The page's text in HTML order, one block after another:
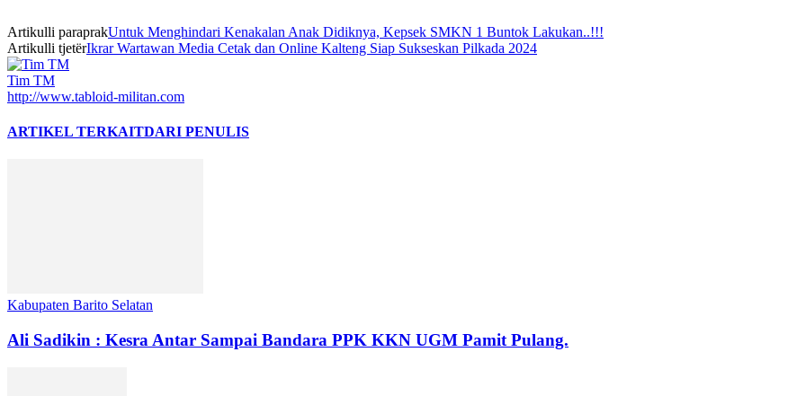
Artikulli paraprakUntuk Menghindari Kenakalan Anak Didiknya, Kepsek SMKN 1 Buntok Lakukan..!!!
Artikulli tjetërIkrar Wartawan Media Cetak dan Online Kalteng Siap Sukseskan Pilkada 2024
Tim TM
http://www.tabloid-militan.com
ARTIKEL TERKAITDARI PENULIS
Kabupaten Barito Selatan
Ali Sadikin : Kesra Antar Sampai Bandara PPK KKN UGM Pamit Pulang.